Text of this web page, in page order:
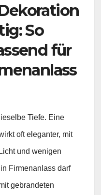
So
für
Tiefe. Eine
oft eleganter, mit
und wenigen
Firmenanlass darf
gebrandeten